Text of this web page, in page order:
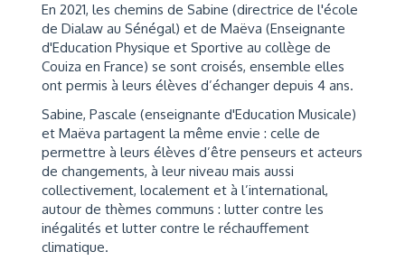
En 2021, les chemins de Sabine (directrice de l'école
de Dialaw au Sénégal) et de Maëva (Enseignante
d'Education Physique et Sportive au collège de
Couiza en France) se sont croisés, ensemble elles
ont permis à leurs élèves d’échanger depuis 4 ans.
Sabine, Pascale (enseignante d'Education Musicale)
et Maëva partagent la même envie : celle de
permettre à leurs élèves d’être penseurs et acteurs
de changements, à leur niveau mais aussi
collectivement, localement et à l’international,
autour de thèmes communs : lutter contre les
inégalités et lutter contre le réchauffement
climatique.